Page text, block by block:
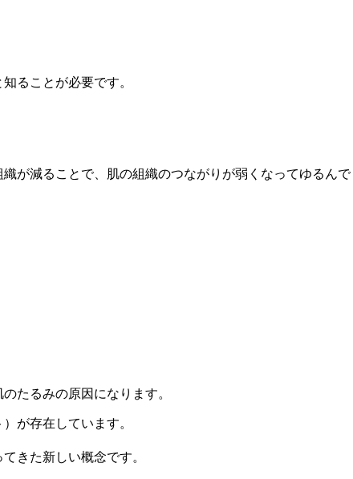
ることが必要です。
減ることで、肌の組織のつながりが弱くなってゆるん
たるみの原因になります。
が存在しています。
きた新しい概念です。